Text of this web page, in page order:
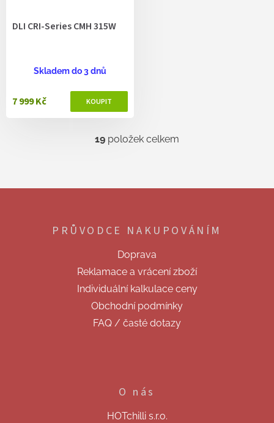
DLI CRI-Series CMH 315W
Skladem do 3 dnů
7 999 Kč
O
d
í
p
r
v
k
y
v
ý
p
i
19 položek celkem
PRŮVODCE NAKUPOVÁNÍM
Doprava
Reklamace a vrácení zboží
Individuální kalkulace ceny
Obchodní podmínky
FAQ / časté dotazy
O nás
HOTchilli s.r.o.